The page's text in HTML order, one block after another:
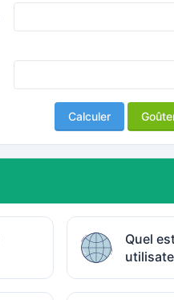
Calculer
Quel